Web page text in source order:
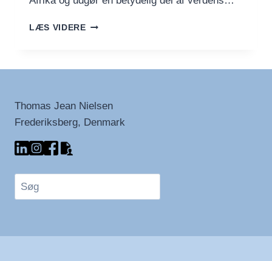
LÆS VIDERECOFFEA
BØNNE
Thomas Jean Nielsen
Frederiksberg, Denmark
Søg